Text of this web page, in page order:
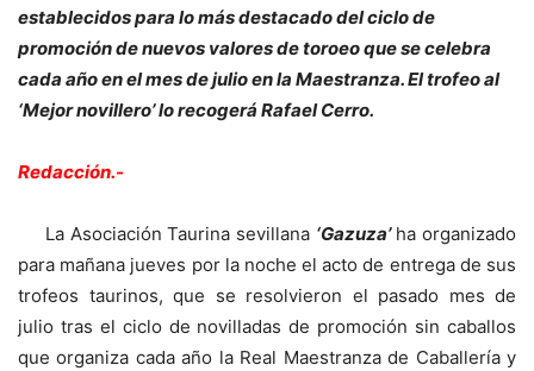
establecidos para lo más destacado del ciclo de
promoción de nuevos valores de toroeo que se celebra
cada año en el mes de julio en la Maestranza. El trofeo al
‘Mejor novillero’ lo recogerá Rafael Cerro.
Redacción.-
La Asociación Taurina sevillana ‘Gazuza’ha organizado
para mañana jueves por la noche el acto de entrega de sus
trofeos taurinos, que se resolvieron el pasado mes de
julio tras el ciclo de novilladas de promoción sin caballos
que organiza cada año la Real Maestranza de Caballería y